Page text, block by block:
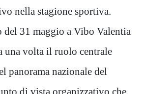
nella stagione sportiva.
del 31 maggio a Vibo Valentia
una volta il ruolo centrale
panorama nazionale del
di vista organizzativo che